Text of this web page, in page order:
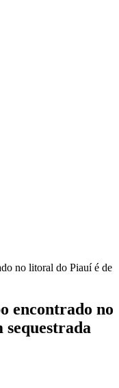
no litoral do Piauí é de
encontrado no